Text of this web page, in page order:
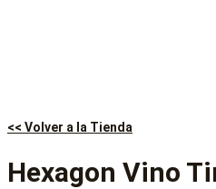
<< Volver a la Tienda
Hexagon Vino